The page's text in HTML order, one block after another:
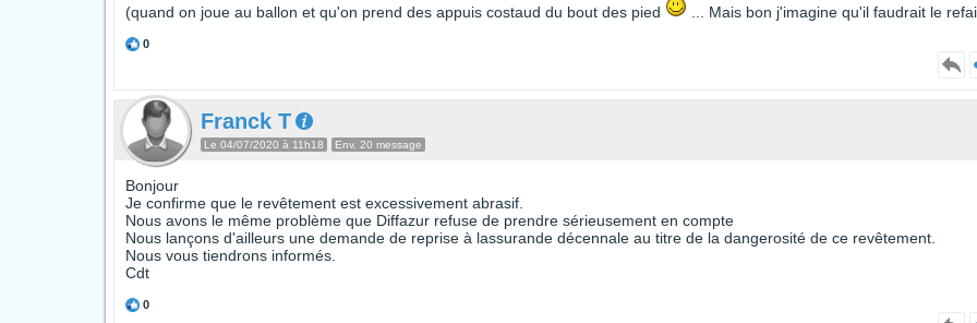
(quand on joue au ballon et qu'on prend des appuis costaud du bout des pied
... Mais bon j'imagine qu'il faudrait le
0
Franck T
Le 04/07/2020 à 11h18 Env. 20 message
Bonjour
Je confirme que le revêtement est excessivement abrasif.
Nous avons le même problème que Diffazur refuse de prendre sérieusement en compte
Nous lançons d'ailleurs une demande de reprise à lassurande décennale au titre de la dangerosité de ce revêtement.
Nous vous tiendrons informés.
Cdt
0